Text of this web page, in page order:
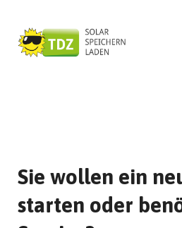
Sie wollen ein
starten oder